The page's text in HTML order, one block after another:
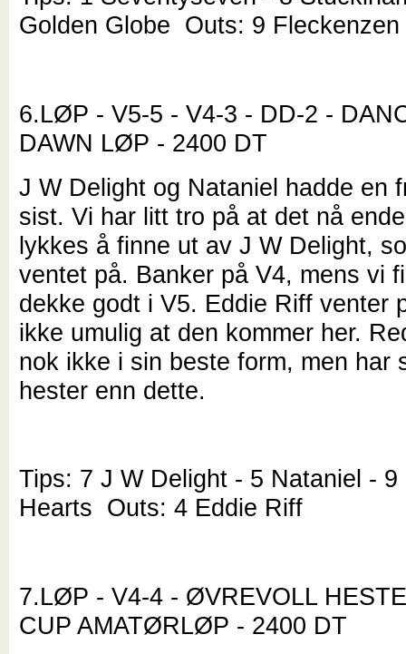
Golden Globe Outs: 9 Fleckenzen
6.LØP - V5-5 - V4-3 - DD-2 -
DAWN LØP - 2400 DT
J W Delight og Nataniel hadde en
sist. Vi har litt tro på at det nå
lykkes å finne ut av J W Delight,
ventet på. Banker på V4, mens vi
dekke godt i V5. Eddie Riff venter
ikke umulig at den kommer her.
nok ikke i sin beste form, men har
hester enn dette.
Tips: 7 J W Delight - 5 Nataniel - 9
Hearts Outs: 4 Eddie Riff
7.LØP - V4-4 - ØVREVOLL
CUP AMATØRLØP - 2400 DT